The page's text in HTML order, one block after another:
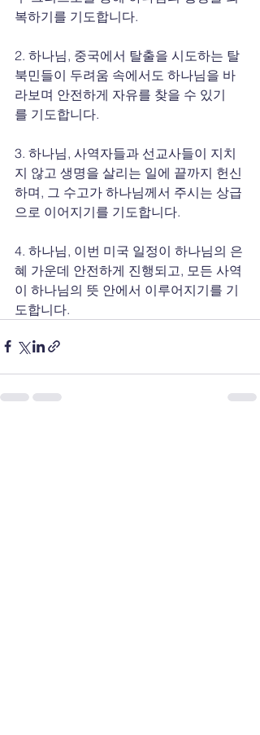
복하기를 기도합니다.
2. 하나님, 중국에서 탈출을 시도하는 탈
북민들이 두려움 속에서도 하나님을 바
라보며 안전하게 자유를 찾을 수 있기
를 기도합니다.
3. 하나님, 사역자들과 선교사들이 지치
지 않고 생명을 살리는 일에 끝까지 헌신
하며, 그 수고가 하나님께서 주시는 상급
으로 이어지기를 기도합니다.
4. 하나님, 이번 미국 일정이 하나님의 은
혜 가운데 안전하게 진행되고, 모든 사역
이 하나님의 뜻 안에서 이루어지기를 기
도합니다.